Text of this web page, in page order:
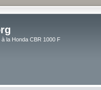
la Honda CBR 1000 F